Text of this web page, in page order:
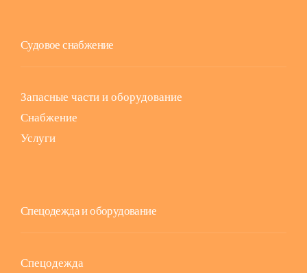
Судовое снабжение
Запасные части и оборудование
Снабжение
Услуги
Спецодежда и оборудование
Спецодежда